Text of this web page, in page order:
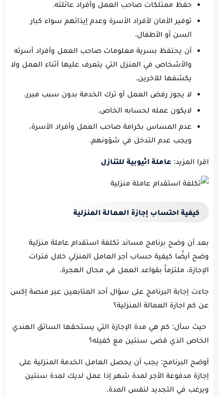
حفظ ممتلكات صاحب العمل وأفراد عائلته.
توفير الأمان لأفراد الأسرة وعدم إيذائهم سواء كبار
السن أو الأطفال.
أن يحتفظ بسرية معلومات صاحب العمل وأفراد أسرته
والأشخاص في المنزل التي يتعرف عليها أثناء العمل ولا
يكشفها للآخرين.
لا يجوز رفض العمل أو ترك الخدمة بدون سبب مبرر.
لايكون عمله لحسابه الخاص.
عدم المساس بكرامة صاحب العمل وأفراد الأسرة،
ويجب عدم التدخل في شؤونهم.
اقرا المزيد: عاملة اثيوبية للتنازل
كيفية احتساب إجازة العمالة المنزلية
بعد أن وضح برنامج مساند تكلفة استقدام عاملة منزلية
وضح أيضًا كيفية حساب أجر العامل المنزلي خلال فترات
الإجازة، ملتزماً بقواعد العمل في مجال الهجرة.
جاءت إجابة البرنامج على سؤال أحد المتابعين عبر منصة إكس
عن كم اجازة العمالة المنزلية؟
حيث سأل: كم هي مدة الإجازة التي يستحقها السائق الهندي
الخاص الذي قضى سنتين مع كفيله؟
أوضح البرنامج: يجب أن يحصل العامل الخدمة المنزلية على
إجازة مدفوعة الأجر لمدة شهر إذا عمل لديك لمدة سنتين
ويرغب في التجديد لنفس المدة.